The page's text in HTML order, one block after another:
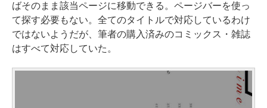
ばそのまま該当ページに移動できる。ページバーを使っ
て探す必要もない。全てのタイトルで対応しているわけ
ではないようだが、筆者の購入済みのコミックス・雑誌
はすべて対応していた。